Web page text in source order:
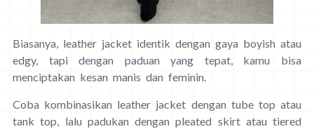
Biasanya, leather jacket identik dengan gaya boyish atau
edgy, tapi dengan paduan yang tepat, kamu bisa
menciptakan kesan manis dan feminin.
Coba kombinasikan leather jacket dengan tube top atau
tank top, lalu padukan dengan pleated skirt atau tiered